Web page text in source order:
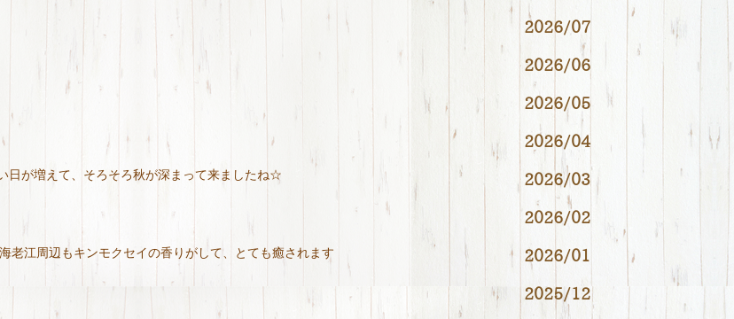
日が増えて、そろそろ秋が深まって来ましたね☆
老江周辺もキンモクセイの香りがして、とても癒されます
2026/07
2026/06
2026/05
2026/04
2026/03
2026/02
2026/01
2025/12